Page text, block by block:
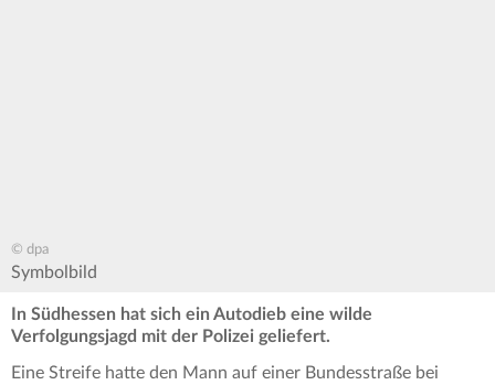
© dpa
Symbolbild
In Südhessen hat sich ein Autodieb eine wilde
Verfolgungsjagd mit der Polizei geliefert.
Eine Streife hatte den Mann auf einer Bundesstraße bei